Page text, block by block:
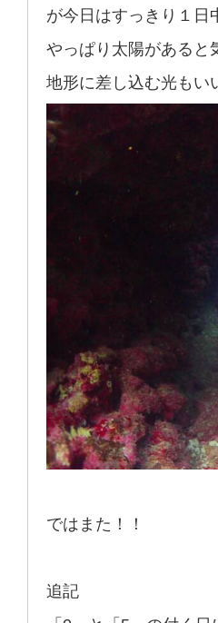
が今日はすっきり１日
やっぱり太陽があると
地形に差し込む光もい
ではまた！！
追記